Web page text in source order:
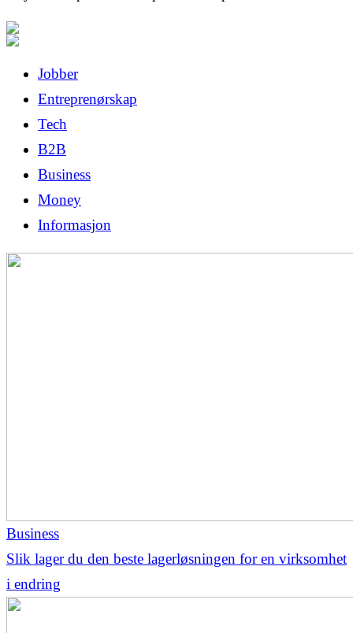
Jobber
Entreprenørskap
Tech
B2B
Business
Money
Informasjon
Business
Slik lager du den beste lagerløsningen for en virksomhet
i endring